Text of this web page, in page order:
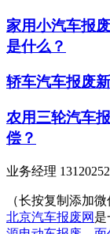
家用小汽车报
是什么？
轿车汽车报废
农用三轮汽车
偿？
业务经理
（长按复制添加微
北京汽车报废网 是